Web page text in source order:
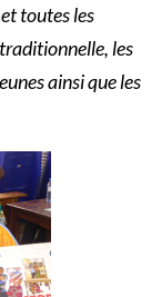
toutes les
les
ainsi que les